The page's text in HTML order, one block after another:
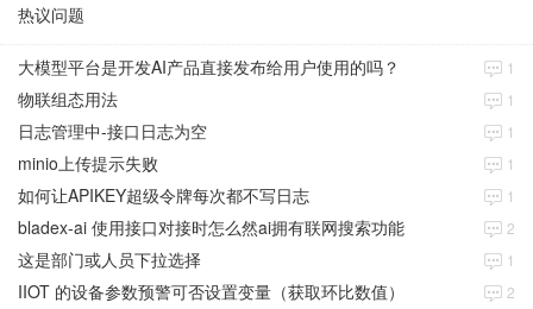
热议问题
大模型平台是开发AI产品直接发布给用户使用的吗？ 1
物联组态用法 1
日志管理中-接口日志为空 1
minio上传提示失败 1
如何让APIKEY超级令牌每次都不写日志 1
bladex-ai 使用接口对接时怎么然ai拥有联网搜索功能 2
这是部门或人员下拉选择 1
IIOT 的设备参数预警可否设置变量（获取环比数值） 2